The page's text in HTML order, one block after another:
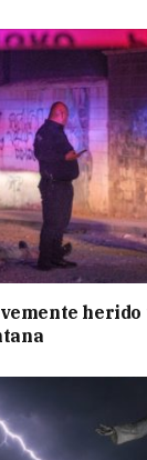
herido